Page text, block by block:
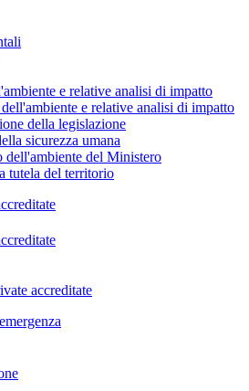
e relative analisi di impatto
e relative analisi di impatto
della legislazione
sicurezza umana
dell'ambiente del Ministero
tutela del territorio
accreditate